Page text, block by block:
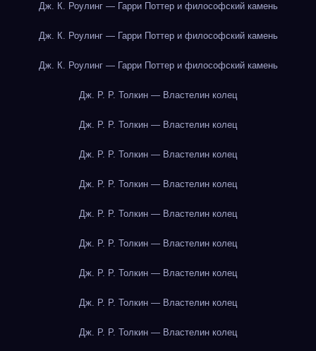
Дж. К. Роулинг — Гарри Поттер и философский камень
Дж. К. Роулинг — Гарри Поттер и философский камень
Дж. К. Роулинг — Гарри Поттер и философский камень
Дж. Р. Р. Толкин — Властелин колец
Дж. Р. Р. Толкин — Властелин колец
Дж. Р. Р. Толкин — Властелин колец
Дж. Р. Р. Толкин — Властелин колец
Дж. Р. Р. Толкин — Властелин колец
Дж. Р. Р. Толкин — Властелин колец
Дж. Р. Р. Толкин — Властелин колец
Дж. Р. Р. Толкин — Властелин колец
Дж. Р. Р. Толкин — Властелин колец